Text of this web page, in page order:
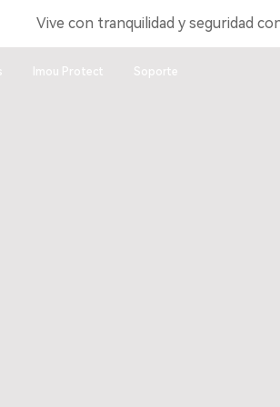
Vive con tranquilidad y seguridad
Imou Protect Soporte